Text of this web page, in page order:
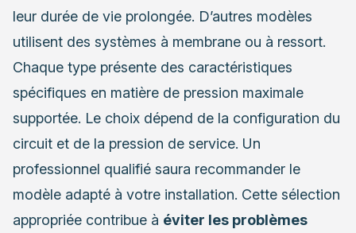
leur durée de vie prolongée. D’autres modèles
utilisent des systèmes à membrane ou à ressort.
Chaque type présente des caractéristiques
spécifiques en matière de pression maximale
supportée. Le choix dépend de la configuration du
circuit et de la pression de service. Un
professionnel qualifié saura recommander le
modèle adapté à votre installation. Cette sélection
appropriée contribue à éviter les problèmes